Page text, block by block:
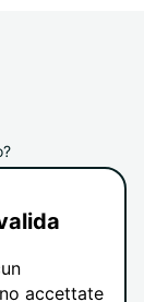
accettate